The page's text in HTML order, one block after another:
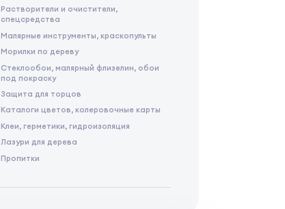
Растворители и очистители,
спецсредства
Малярные инструменты, краскопульты
Морилки по дереву
Стеклообои, малярный флизелин, обои
под покраску
Защита для торцов
Каталоги цветов, колеровочные карты
Клеи, герметики, гидроизоляция
Лазури для дерева
Пропитки